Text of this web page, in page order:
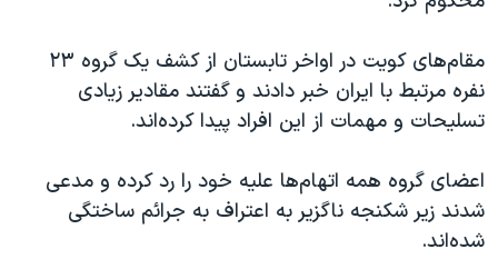
همایش محافظه‌کاران آمریکا «سی‌پک»
صفحه‌های ویژه
مقام‌های کویت در اواخر تابستان از کشف یک گروه ۲۳
نفره مرتبط با ایران خبر دادند و گفتند مقادیر زیادی
تسلیحات و مهمات از این افراد پیدا کرده‌اند.
اعضای گروه همه اتهام‌ها علیه خود را رد کرده و مدعی
شدند زیر شکنجه ناگزیر به اعتراف به جرائم ساختگی
شده‌اند.